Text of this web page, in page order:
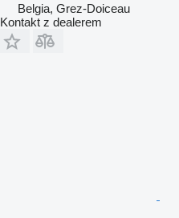
Belgia, Grez-Doiceau
Kontakt z dealerem